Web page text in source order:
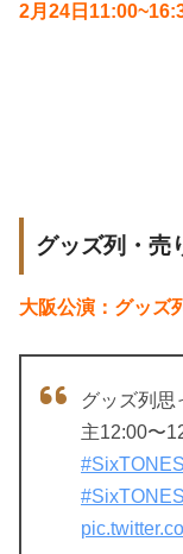
2月24日
グッズ列・売
大阪公演：グッズ
グッズ列思
主12:00〜